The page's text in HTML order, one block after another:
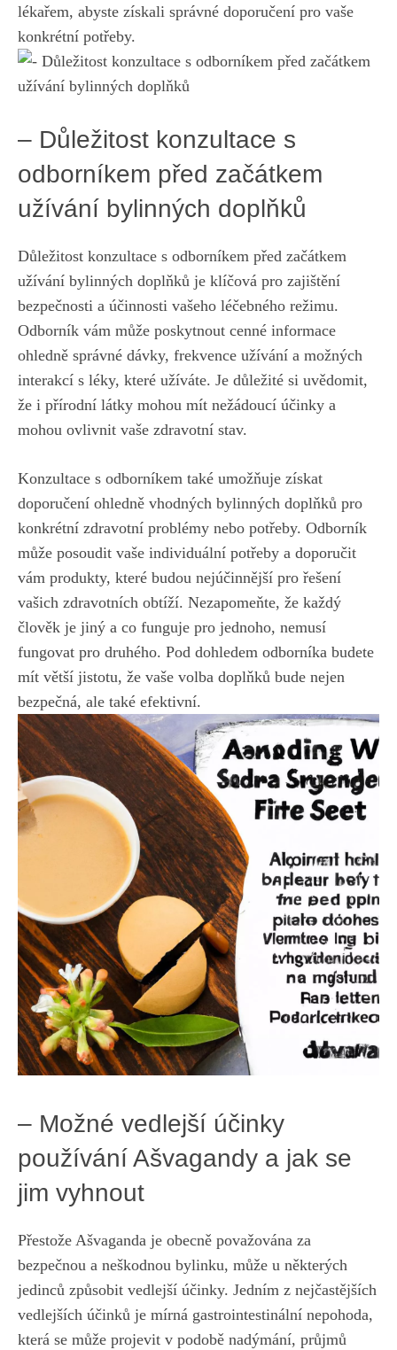
lékařem, abyste získali správné doporučení ⁣pro vaše
konkrétní potřeby.
– Důležitost konzultace s
odborníkem před začátkem
užívání bylinných doplňků
Důležitost konzultace s odborníkem před začátkem
užívání bylinných ⁢doplňků je⁤ klíčová⁤ pro zajištění
bezpečnosti a účinnosti‍ vašeho léčebného režimu.
⁤Odborník vám může poskytnout cenné⁤ informace
ohledně⁢ správné dávky, frekvence užívání a možných
interakcí s​ léky, které ‍užíváte. ⁣Je⁤ důležité si uvědomit,
že i přírodní látky mohou mít ⁣nežádoucí účinky a
mohou⁢ ovlivnit ⁣vaše zdravotní stav.
Konzultace⁤ s odborníkem také ⁣umožňuje‌ získat
doporučení ohledně vhodných bylinných doplňků ⁤pro
konkrétní zdravotní problémy nebo potřeby. ⁢Odborník
může posoudit‌ vaše ‌individuální potřeby ⁣a doporučit
vám produkty,‌ které budou nejúčinnější pro řešení
vašich zdravotních obtíží. Nezapomeňte, že každý
člověk je jiný a co ‍funguje pro jednoho, nemusí
fungovat pro druhého. Pod dohledem odborníka budete
mít větší jistotu, že vaše volba ⁣doplňků bude nejen
bezpečná, ale také efektivní.
– Možné vedlejší účinky
používání Ašvagandy a jak se
jim vyhnout
Přestože⁤ Ašvaganda je⁣ obecně považována ⁢za
bezpečnou a neškodnou ‌bylinku,⁢ může u​ některých⁢
jedinců způsobit vedlejší účinky. Jedním z⁣ nejčastějších
vedlejších účinků ​je mírná ‍gastrointestinální ​nepohoda, ​
která se ​může projevit v podobě nadýmání, průjmů